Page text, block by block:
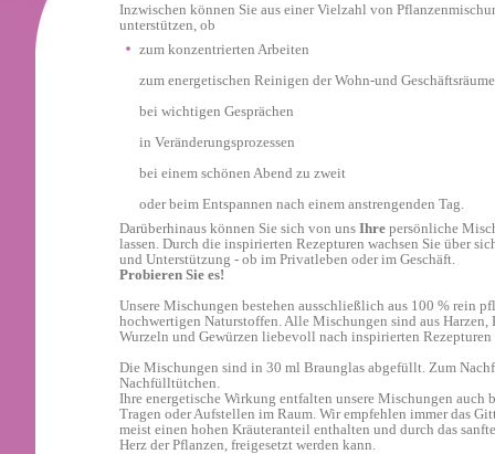
Inzwischen können Sie aus einer Vielzahl von
unterstützen, ob
zum konzentrierten Arbeiten
zum energetischen Reinigen der Wohn-und Geschäftsräume
bei wichtigen Gesprächen
in Veränderungsprozessen
bei einem schönen Abend zu zweit
oder beim Entspannen nach einem anstrengenden Tag.
Darüberhinaus können Sie sich von uns Ihre persönliche
lassen. Durch die inspirierten Rezepturen wachsen Sie über
und Unterstützung - ob im Privatleben oder im Geschäft.
Probieren Sie es!
Unsere Mischungen bestehen ausschließlich aus 100 % rein
hochwertigen Naturstoffen. Alle Mischungen sind aus
Wurzeln und Gewürzen liebevoll nach inspirierten
Die Mischungen sind in 30 ml Braunglas abgefüllt. Zum
Nachfülltütchen.
Ihre energetische Wirkung entfalten unsere Mischungen auch
Tragen oder Aufstellen im Raum. Wir empfehlen immer das
meist einen hohen Kräuteranteil enthalten und durch das
Herz der Pflanzen, freigesetzt werden kann.